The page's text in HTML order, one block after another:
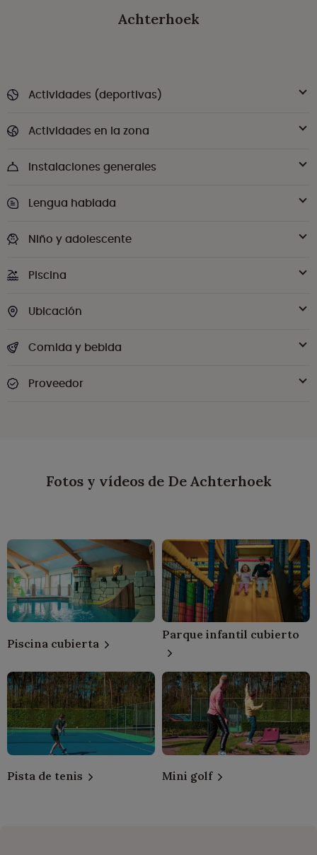
Achterhoek
Actividades (deportivas)
Actividades en la zona
Instalaciones generales
Lengua hablada
Niño y adolescente
Piscina
Ubicación
Comida y bebida
Proveedor
Fotos y vídeos de De Achterhoek
Piscina cubierta
Parque infantil cubierto
Pista de tenis Mini golf